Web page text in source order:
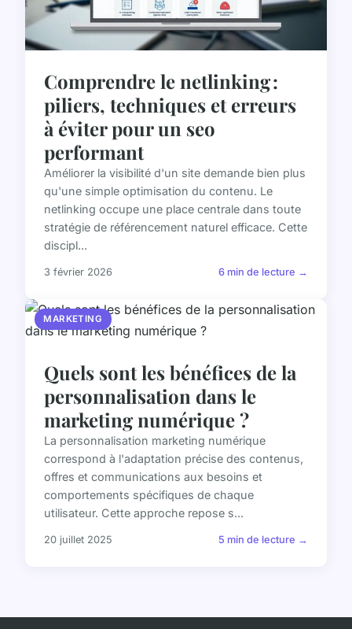
Comprendre le netlinking :
piliers, techniques et erreurs
à éviter pour un seo
performant
Améliorer la visibilité d'un site demande bien plus
qu'une simple optimisation du contenu. Le
netlinking occupe une place centrale dans toute
stratégie de référencement naturel efficace. Cette
discipl...
3 février 2026 6 min de lecture →
MARKETING
Quels sont les bénéfices de la
personnalisation dans le
marketing numérique ?
La personnalisation marketing numérique
correspond à l'adaptation précise des contenus,
offres et communications aux besoins et
comportements spécifiques de chaque
utilisateur. Cette approche repose s...
20 juillet 2025 5 min de lecture →